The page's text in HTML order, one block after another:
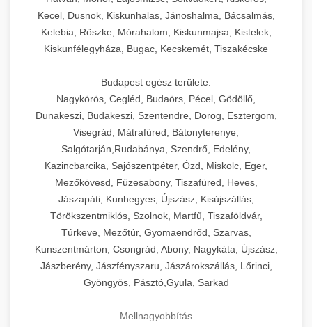
Kecel, Dusnok, Kiskunhalas, Jánoshalma, Bácsalmás,
Kelebia, Röszke, Mórahalom, Kiskunmajsa, Kistelek,
Kiskunfélegyháza, Bugac, Kecskemét, Tiszakécske
Budapest egész területe:
Nagykörös, Cegléd, Budaörs, Pécel, Gödöllő,
Dunakeszi, Budakeszi, Szentendre, Dorog, Esztergom,
Visegrád, Mátrafüred, Bátonyterenye,
Salgótarján,Rudabánya, Szendrő, Edelény,
Kazincbarcika, Sajószentpéter, Ózd, Miskolc, Eger,
Mezőkövesd, Füzesabony, Tiszafüred, Heves,
Jászapáti, Kunhegyes, Újszász, Kisújszállás,
Törökszentmiklós, Szolnok, Martfű, Tiszaföldvár,
Túrkeve, Mezőtúr, Gyomaendrőd, Szarvas,
Kunszentmárton, Csongrád, Abony, Nagykáta, Újszász,
Jászberény, Jászfényszaru, Jászárokszállás, Lőrinci,
Gyöngyös, Pásztó,Gyula, Sarkad
Mellnagyobbítás